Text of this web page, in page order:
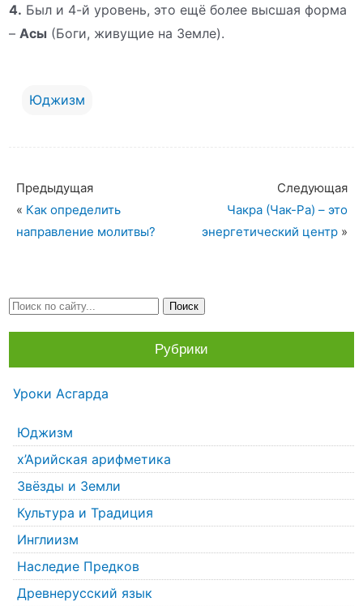
4. Был и 4-й уровень, это ещё более высшая форма
– Асы (Боги, живущие на Земле).
Юджизм
Предыдущая
« Как определить
направление молитвы?
Следующая
Чакра (Чак-Ра) – это
энергетический центр»
Рубрики
Уроки Асгарда
Юджизм
х’Арийская арифметика
Звёзды и Земли
Культура и Традиция
Инглиизм
Наследие Предков
Древнерусский язык